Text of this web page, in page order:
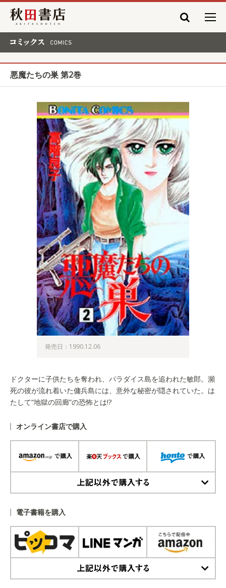
秋田書店
悪魔たちの巣 第2巻
発売日：1990.12.06
ドクターに子供たちを奪われ、パラダイス島を追われた敏郎。瀕
死の彼が流れ着いた傭兵島には、意外な秘密が隠されていた。は
たして“地獄の回廊”の恐怖とは!?
オンライン書店で購入
電子書籍を購入